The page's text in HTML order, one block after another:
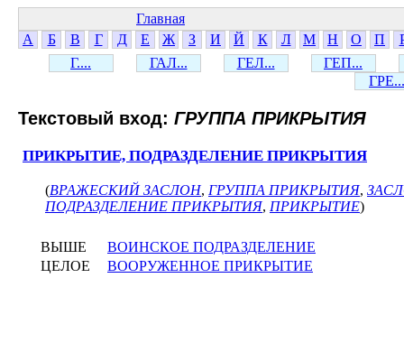
Главная
А
Б В Г Д Е Ж З И Й К Л М Н О П
Г....
ГАЛ... ГЕЛ...
ГЕП...
ГРЕ...
Текстовый вход: ГРУППА ПРИКРЫТИЯ
ПРИКРЫТИЕ, ПОДРАЗДЕЛЕНИЕ ПРИКРЫТИЯ
(ВРАЖЕСКИЙ ЗАСЛОН, ГРУППА ПРИКРЫТИЯ,
ПОДРАЗДЕЛЕНИЕ ПРИКРЫТИЯ, ПРИКРЫТИЕ)
ВЫШЕ
ВОИНСКОЕ ПОДРАЗДЕЛЕНИЕ
ЦЕЛОЕ
ВООРУЖЕННОЕ ПРИКРЫТИЕ